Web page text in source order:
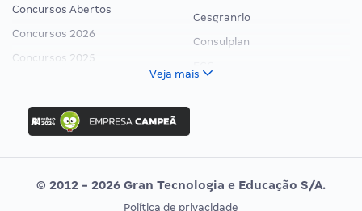
Concursos Abertos
Concursos 2026
Concursos 2025
Concurso Nacional Unificado
Concurso Ibama
Concurso MPU
Editais publicados
Cesgranrio
Consulplan
Vunesp
Veja mais
© 2012 - 2026 Gran Tecnologia e Educação S/A.
Política de privacidade